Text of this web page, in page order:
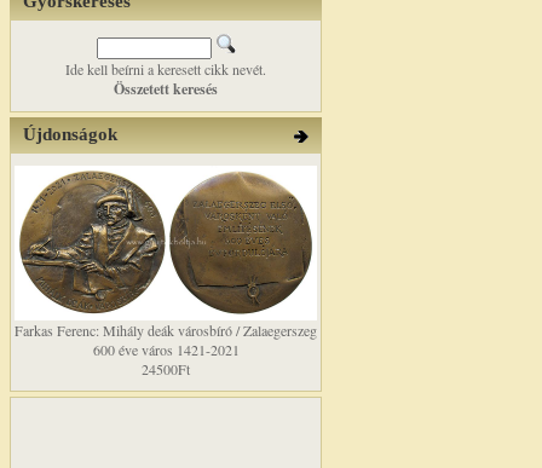
Ide kell beírni a keresett cikk nevét.
Összetett keresés
Újdonságok
Farkas Ferenc: Mihály deák városbíró / Zalaegerszeg
600 éve város 1421-2021
24500Ft